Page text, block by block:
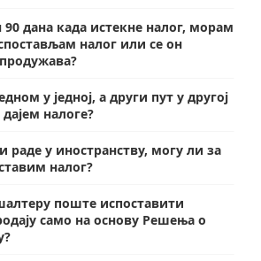
дана када истекне налог, морам
налог или се он
у једној, а други пут у другој
налоге?
у иностранству, могу ли за
налог?
поште испоставити
само на основу Решења о